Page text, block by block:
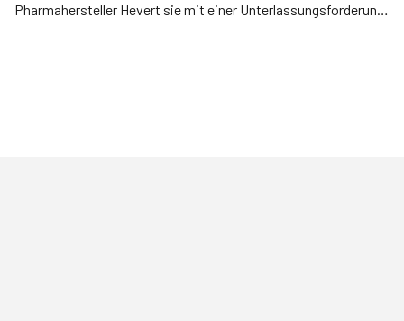
Pharmahersteller Hevert sie mit einer Unterlassungsforderung